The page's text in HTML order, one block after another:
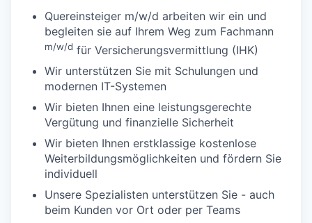
Quereinsteiger m/w/d arbeiten wir ein und
begleiten sie auf Ihrem Weg zum Fachmann
m/w/d für Versicherungsvermittlung (IHK)
Wir unterstützen Sie mit Schulungen und
modernen IT-Systemen
Wir bieten Ihnen eine leistungsgerechte
Vergütung und finanzielle Sicherheit
Wir bieten Ihnen erstklassige kostenlose
Weiterbildungsmöglichkeiten und fördern Sie
individuell
Unsere Spezialisten unterstützen Sie - auch
beim Kunden vor Ort oder per Teams